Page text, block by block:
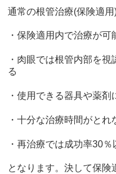
通常の根管治療(保険適用
・保険適用内で治療が可
・肉眼では根管内部を
る
・使用できる器具や薬剤
・十分な治療時間がとれ
・再治療では成功率30％
となります。決して保険